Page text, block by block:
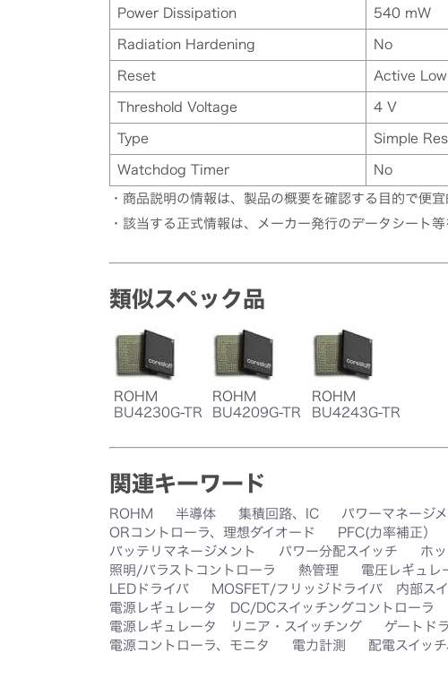
Power Dissipation 540 mW
Radiation Hardening No
Reset Active Low
Threshold Voltage 4 V
Type Simple
Watchdog Timer No
・商品説明の情報は、製品の概要を確認する目的で便宜
・該当する正式情報は、メーカー発行のデータシート等
類似スペック品
ROHM
BU4230G-TR
ROHM
BU4209G-TR
ROHM
BU4243G-TR
関連キーワード
ROHM 半導体 集積回路、IC パワーマネージ
ORコントローラ、理想ダイオード
PFC(力率補正）
バッテリマネージメント
パワー分配スイッチ ホ
照明/バラストコントローラ
熱管理 電圧レギュ
LEDドライバ
MOSFET/フリッジドライバ 内部ス
電源レギュレータ DC/DCスイッチングコントローラ
電源レギュレータ リニア・スイッチング
ゲートド
電源コントローラ、モニタ
電力計測 配電スイッ